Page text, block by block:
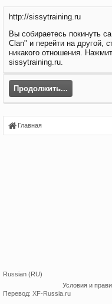
http://sissytraining.ru
Вы собираетесь покинуть
Clan" и перейти на другой,
никакого отношения.
sissytraining.ru.
Продолжить...
Главная
Russian (RU)
Условия и
Перевод: XF-Russia.ru